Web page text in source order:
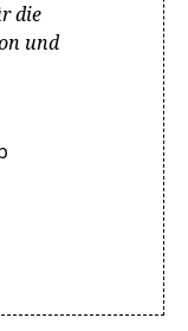
die
und